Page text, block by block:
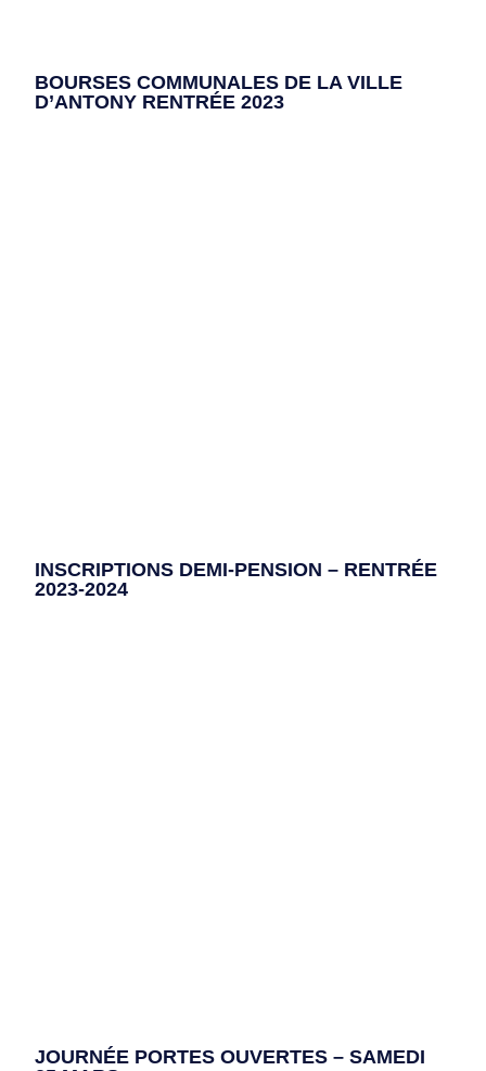
BOURSES COMMUNALES DE LA VILLE
D’ANTONY RENTRÉE 2023
INSCRIPTIONS DEMI-PENSION – RENTRÉE
2023-2024
JOURNÉE PORTES OUVERTES – SAMEDI